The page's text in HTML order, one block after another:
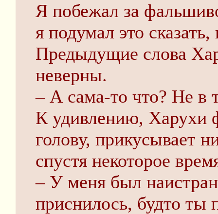
Я побежал за
я подумал это
Предыдущие слова
неверны.
– А сама-то что? Не в
К удивлению, Харухи
голову, прикусывает
спустя некоторое
– У меня был
приснилось, будто ты